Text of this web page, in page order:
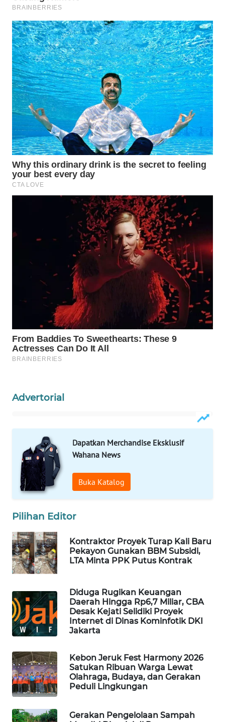
Advertorial
Dapatkan Merchandise Eksklusif
Wahana News
Buka Katalog
Pilihan Editor
Kontraktor Proyek Turap Kali Baru
Pekayon Gunakan BBM Subsidi,
LTA Minta PPK Putus Kontrak
Diduga Rugikan Keuangan
Daerah Hingga Rp6,7 Miliar, CBA
Desak Kejati Selidiki Proyek
Internet di Dinas Kominfotik DKI
Jakarta
Kebon Jeruk Fest Harmony 2026
Satukan Ribuan Warga Lewat
Olahraga, Budaya, dan Gerakan
Peduli Lingkungan
Gerakan Pengelolaan Sampah
INFRASTRUKTUR
WAHANA
KONSUMEN
WAHANA
LISTRIK
WAHANA
TRAVEL
WAHANA
TV
WAHANANEWS
NET
WAHANA
SPORT
WAHANA
UMKM
WAHANA
OTOMOTIF
WAHANA
HEALTH
WAHANA
WISATA
LAPAK
WAHANA
Wahana
Network
KONSUMEN
MASYARAKAT
KELISTRIKAN
WALINKI